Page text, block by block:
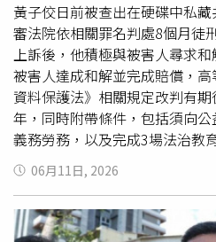
黃子佼日前被查出在硬碟中私
審法院依相關罪名判處8個月徒
上訴後，他積極與被害人尋求
被害人達成和解並完成賠償，
資料保護法》相關規定改判有
年，同時附帶條件，包括須向
義務勞務，以及完成3場法治教
報到，執行保護管束程序。據
今年5月7日經最高法院駁回上
刑，但仍須接受保護管束。他
檢署執行科報到，並配合檢察官
06月11日, 2026